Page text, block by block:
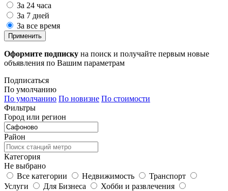
За 24 часа
За 7 дней
За все время
Применить
Оформите подписку на поиск и получайте первым новые
объявления по Вашим параметрам
Подписаться
По умолчанию
По умолчанию По новизне По стоимости
Фильтры
Город или регион
Район
Категория
Не выбрано
Все категории
Недвижимость
Транспорт
Услуги
Для Бизнеса
Хобби и развлечения